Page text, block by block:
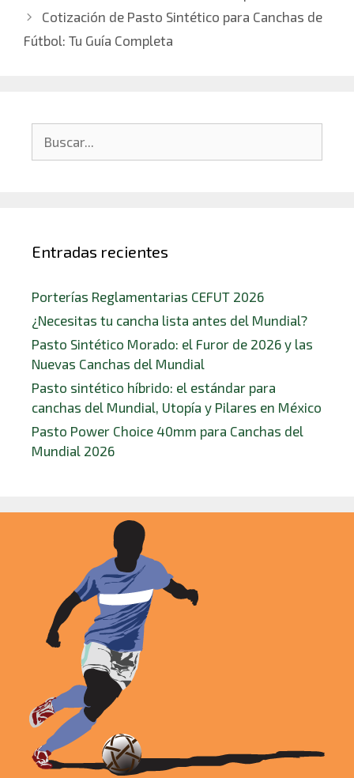
Cotización de Pasto Sintético para Canchas de
Fútbol: Tu Guía Completa
Entradas recientes
Porterías Reglamentarias CEFUT 2026
¿Necesitas tu cancha lista antes del Mundial?
Pasto Sintético Morado: el Furor de 2026 y las
Nuevas Canchas del Mundial
Pasto sintético híbrido: el estándar para
canchas del Mundial, Utopía y Pilares en México
Pasto Power Choice 40mm para Canchas del
Mundial 2026